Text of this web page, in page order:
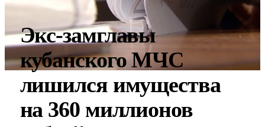
Экс-замглавы
кубанского МЧС
лишился имущества
на 360 миллионов